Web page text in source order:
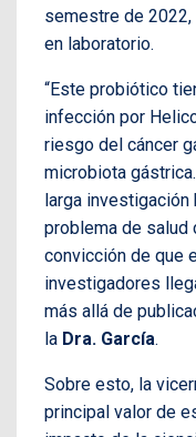
semestre de
en laboratorio.
“Este probiótico
infección por
riesgo del cáncer
microbiota
larga investigación
problema de salud
convicción de que
investigadores
más allá de
la Dra. García.
Sobre esto, la
principal valor de